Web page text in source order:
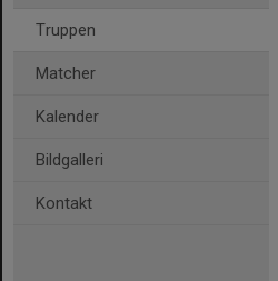
Truppen
Matcher
Kalender
Bildgalleri
Kontakt